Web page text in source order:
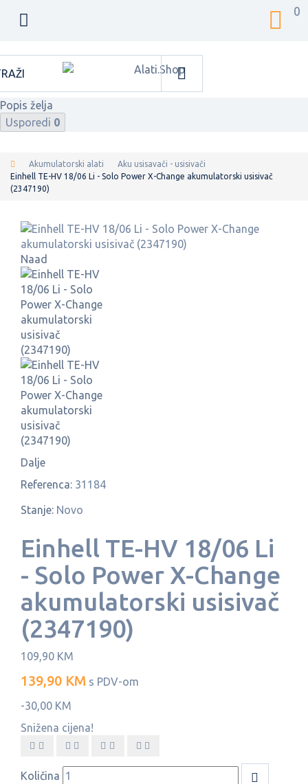
0
Popis želja
Usporedi 0
Akumulatorski alati
Aku usisavači - usisivači
Einhell TE-HV 18/06 Li - Solo Power X-Change akumulatorski usisivač
(2347190)
Naad
Dalje
Referenca: 31184
Stanje: Novo
Einhell TE-HV 18/06 Li
- Solo Power X-Change
akumulatorski usisivač
(2347190)
109,90 KM
139,90 KM s PDV-om
-30,00 KM
Snižena cijena!
Količina